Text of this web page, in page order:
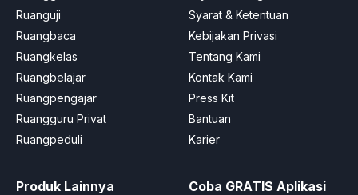
Ruanguji
Ruangbaca
Ruangkelas
Ruangbelajar
Ruangpengajar
Ruangguru Privat
Ruangpeduli
Syarat & Ketentuan
Kebijakan Privasi
Tentang Kami
Kontak Kami
Press Kit
Bantuan
Karier
Produk Lainnya
Coba GRATIS Aplikasi